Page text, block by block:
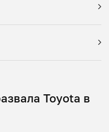
Toyota в